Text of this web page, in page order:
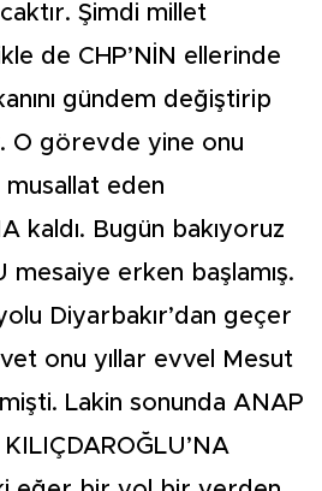
Şimdi millet
de CHP’NİN ellerinde
gündem değiştirip
O görevde yine onu
musallat eden
kaldı. Bugün bakıyoruz
mesaiye erken başlamış.
Diyarbakır’dan geçer
onu yıllar evvel Mesut
Lakin sonunda ANAP